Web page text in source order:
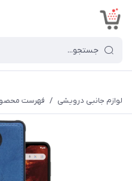
لوازم جانبی درویشی / فهرست